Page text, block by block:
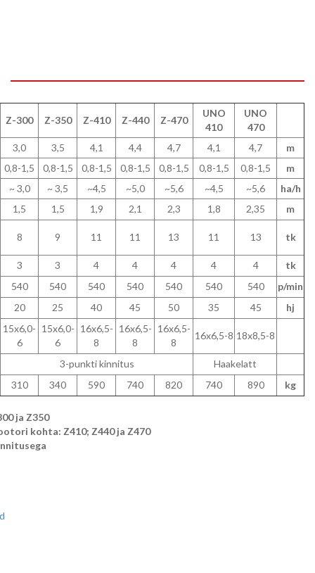
Z-300 Z-350 Z-410 Z-440 Z-470
UNO
410
UNO
470
3,0
3,5 4,1 4,4 4,7 4,1 4,7
m
0,8-1,5
0,8-1,5 0,8-1,5 0,8-1,5 0,8-1,5 0,8-1,5 0,8-1,5
m
~ 3,0
~ 3,5 ~4,5 ~5,0 ~5,6 ~4,5 ~5,6
ha/h
1,5
1,5 1,9 2,1 2,3 1,8 2,35 m
8 9 11 11 13 11 13 tk
3 3 4 4 4 4 4
tk
540
540 540 540 540 540 540
p/min
20
25 40 45 50 35 45
hj
15x6,0-
6
15x6,0-
6
16x6,5-
8
16x6,5-
8
16x6,5-
8
16x6,5-8 18x8,5-8
3-punkti kinnitus
Haakelatt
310
340 590 740 820 740 890 kg
ja Z350
kohta: Z410; Z440 ja Z470